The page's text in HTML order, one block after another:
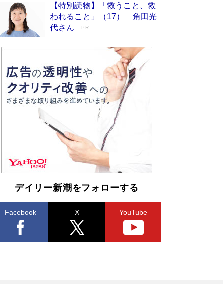
「なんで？ そんな馬鹿な……」90歳になった作
家・阿刀田高さんが、ひとり暮らしの生活を明か
す
Book Bang
人々が新たな一歩を踏み出す連作短篇集『海のほ
Book Bang
和田秀樹の70代、80代向け新書がベスト3を独
占 上半期1位にも選出［新書ベストセラー］
Book Bang
【特別読物】「救うこと、救
われること」（17） 角田光
代さん
PR
デイリー新潮をフォローする
Facebook X YouTube